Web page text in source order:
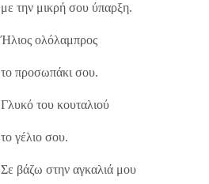
με την μικρή σου ύπαρξη.
Ήλιος ολόλαμπρος
το προσωπάκι σου.
Γλυκό του κουταλιού
το γέλιο σου.
Σε βάζω στην αγκαλιά μου